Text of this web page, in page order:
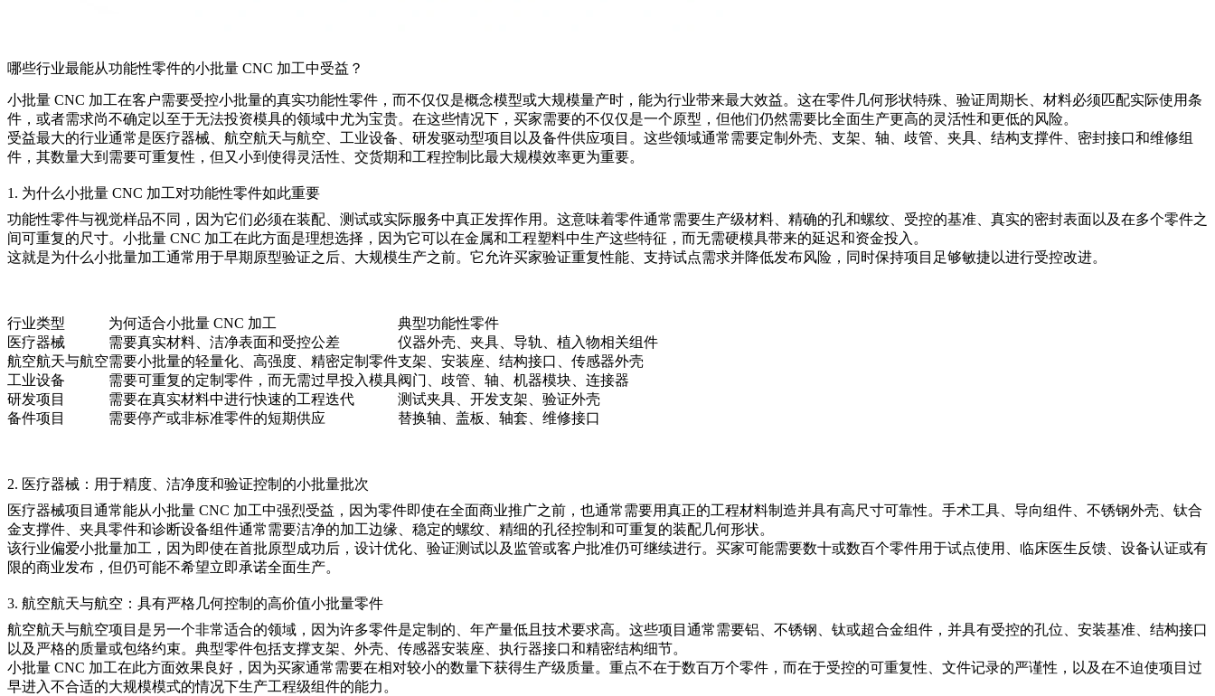
哪些行业最能从功能性零件的小批量 CNC 加工中受益？
小批量 CNC 加工在客户需要受控小批量的真实功能性零件，而不仅仅是概念模型或大规模量产时，能为行业带来最大效益。这在零件几何形状特殊、验证周期长、材料必须匹配实际使用条
件，或者需求尚不确定以至于无法投资模具的领域中尤为宝贵。在这些情况下，买家需要的不仅仅是一个原型，但他们仍然需要比全面生产更高的灵活性和更低的风险。
受益最大的行业通常是医疗器械 航空航天与航空 、工业设备、研发驱动型项目以及备件供应项目。这些领域通常需要定制外壳、支架、轴、歧管、夹具、结构支撑件、密封接口和维修组
件，其数量大到需要可重复性，但又小到使得灵活性、交货期和工程控制比最大规模效率更为重要。
1. 为什么小批量 CNC 加工对功能性零件如此重要
功能性零件与视觉样品不同，因为它们必须在装配、测试或实际服务中真正发挥作用。这意味着零件通常需要生产级材料、精确的孔和螺纹、受控的基准、真实的密封表面以及在多个零件之
间可重复的尺寸。小批量 CNC 加工在此方面是理想选择，因为它可以在金属和工程塑料中生产这些特征，而无需硬模具带来的延迟和资金投入。
这就是为什么小批量加工通常用于早期原型验证之后、大规模生产之前。它允许买家验证重复性能、支持试点需求并降低发布风险，同时保持项目足够敏捷以进行受控改进。
行业类型 为何适合小批量 CNC 加工
典型功能性零件
医疗器械
需要真实材料、洁净表面和受控公差
仪器外壳、夹具、导轨、植入物相关组件
航空航天与航空需要小批量的轻量化、高强度、精密定制零件支架、安装座、结构接口、传感器外壳
工业设备
需要可重复的定制零件，而无需过早投入模具阀门、歧管、轴、机器模块、连接器
研发项目
需要在真实材料中进行快速的工程迭代
测试夹具、开发支架、验证外壳
备件项目
需要停产或非标准零件的短期供应 替换轴、盖板、轴套、维修接口
2. 医疗器械：用于精度、洁净度和验证控制的小批量批次
医疗器械项目通常能从小批量 CNC 加工中强烈受益，因为零件即使在全面商业推广之前，也通常需要用真正的工程材料制造并具有高尺寸可靠性。手术工具、导向组件、不锈钢外壳、钛合
金支撑件、夹具零件和诊断设备组件通常需要洁净的加工边缘、稳定的螺纹、精细的孔径控制和可重复的装配几何形状。
该行业偏爱小批量加工，因为即使在首批原型成功后，设计优化、验证测试以及监管或客户批准仍可继续进行。买家可能需要数十或数百个零件用于试点使用、临床医生反馈、设备认证或有
限的商业发布，但仍可能不希望立即承诺全面生产。
3. 航空航天与航空：具有严格几何控制的高价值小批量零件
航空航天与航空项目是另一个非常适合的领域，因为许多零件是定制的、年产量低且技术要求高。这些项目通常需要铝、不锈钢、钛或超合金组件，并具有受控的孔位、安装基准、结构接口
以及严格的质量或包络约束。典型零件包括支撑支架、外壳、传感器安装座、执行器接口和精密结构细节。
小批量 CNC 加工在此方面效果良好，因为买家通常需要在相对较小的数量下获得生产级质量。重点不在于数百万个零件，而在于受控的可重复性、文件记录的严谨性，以及在不迫使项目过
早进入不合适的大规模模式的情况下生产工程级组件的能力。